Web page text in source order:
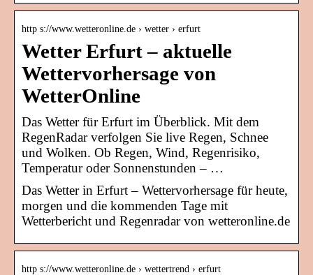
http s://www.wetteronline.de › wetter › erfurt
Wetter Erfurt – aktuelle
Wettervorhersage von
WetterOnline
Das Wetter für Erfurt im Überblick. Mit dem
RegenRadar verfolgen Sie live Regen, Schnee
und Wolken. Ob Regen, Wind, Regenrisiko,
Temperatur oder Sonnenstunden – …
Das Wetter in Erfurt – Wettervorhersage für heute,
morgen und die kommenden Tage mit
Wetterbericht und Regenradar von wetteronline.de
http s://www.wetteronline.de › wettertrend › erfurt